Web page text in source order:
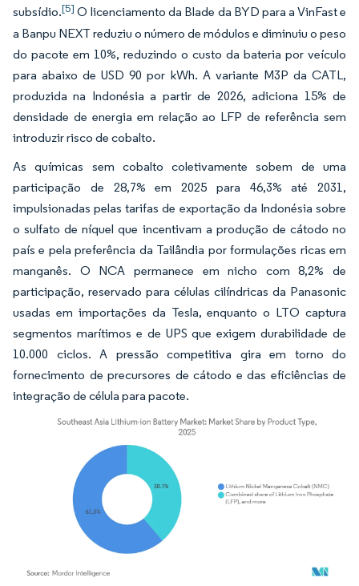
subsídio.[5] O licenciamento da Blade da BYD para a VinFast e
a Banpu NEXT reduziu o número de módulos e diminuiu o peso
do pacote em 10%, reduzindo o custo da bateria por veículo
para abaixo de USD 90 por kWh. A variante M3P da CATL,
produzida na Indonésia a partir de 2026, adiciona 15% de
densidade de energia em relação ao LFP de referência sem
introduzir risco de cobalto.
As químicas sem cobalto coletivamente sobem de uma
participação de 28,7% em 2025 para 46,3% até 2031,
impulsionadas pelas tarifas de exportação da Indonésia sobre
o sulfato de níquel que incentivam a produção de cátodo no
país e pela preferência da Tailândia por formulações ricas em
manganês. O NCA permanece em nicho com 8,2% de
participação, reservado para células cilíndricas da Panasonic
usadas em importações da Tesla, enquanto o LTO captura
segmentos marítimos e de UPS que exigem durabilidade de
10.000 ciclos. A pressão competitiva gira em torno do
fornecimento de precursores de cátodo e das eficiências de
integração de célula para pacote.